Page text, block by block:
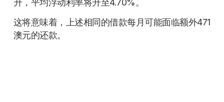
升，平均浮动利率将升至4.70%。
这将意味着，上述相同的借款每月可能面临额外471
澳元的还款。